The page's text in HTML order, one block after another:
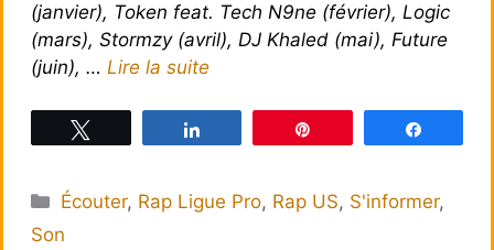
(janvier), Token feat. Tech N9ne (février), Logic
(mars), Stormzy (avril), DJ Khaled (mai), Future
(juin), … Lire la suite
Catégories
Écouter, Rap Ligue Pro, Rap US, S'informer,
Son